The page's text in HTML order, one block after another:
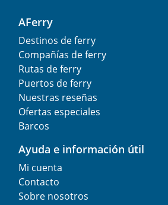
AFerry
Destinos de ferry
Compañías de ferry
Rutas de ferry
Puertos de ferry
Nuestras reseñas
Ofertas especiales
Barcos
Ayuda e información útil
Mi cuenta
Contacto
Sobre nosotros